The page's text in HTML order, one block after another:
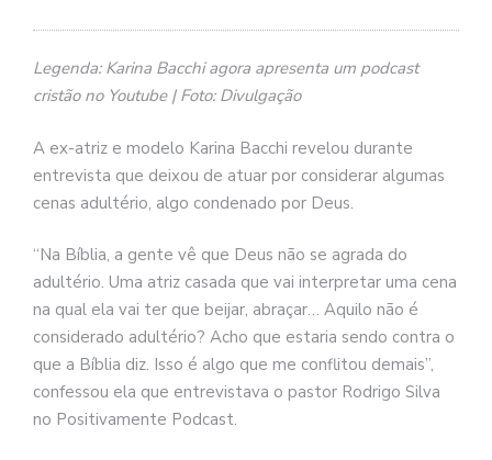
Legenda: Karina Bacchi agora apresenta um podcast
cristão no Youtube | Foto: Divulgação
A ex-atriz e modelo Karina Bacchi revelou durante
entrevista que deixou de atuar por considerar algumas
cenas adultério, algo condenado por Deus.
“Na Bíblia, a gente vê que Deus não se agrada do
adultério. Uma atriz casada que vai interpretar uma cena
na qual ela vai ter que beijar, abraçar… Aquilo não é
considerado adultério? Acho que estaria sendo contra o
que a Bíblia diz. Isso é algo que me conflitou demais”,
confessou ela que entrevistava o pastor Rodrigo Silva
no Positivamente Podcast.